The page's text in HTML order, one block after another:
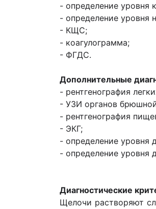
- определение уровня
- определение уровня
- КЩС;
- коагулограмма;
- ФГДС.
Дополнительные
- рентгенография
- УЗИ органов
- рентгенография
- ЭКГ;
- определение уровня
- определение уровня
Диагностические
Щелочи растворяют